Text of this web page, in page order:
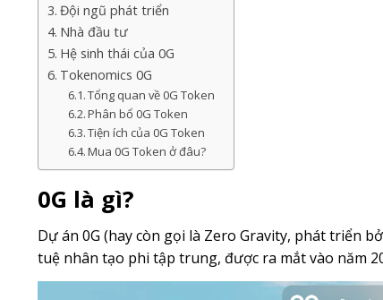
Đội ngũ phát triển
Nhà đầu tư
Hệ sinh thái của 0G
Tokenomics 0G
Tổng quan về 0G Token
Phân bổ 0G Token
Tiện ích của 0G Token
Mua 0G Token ở đâu?
0G là gì?
Dự án 0G (hay còn gọi là Zero Gravity, phát triển
tuệ nhân tạo phi tập trung, được ra mắt vào năm